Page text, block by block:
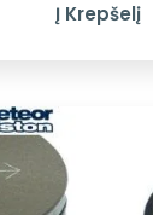
Į Krepšelį